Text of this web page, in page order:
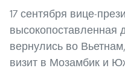
17 сентября вице-
высокопоставленная
вернулись во
визит в Мозамбик и